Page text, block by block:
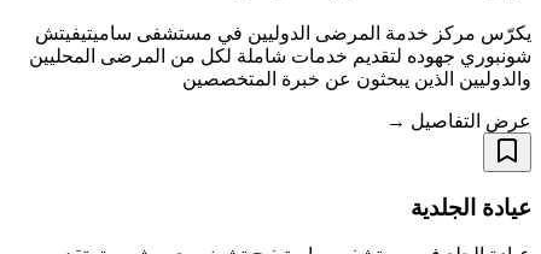
يكرّس مركز خدمة المرضى الدوليين في مستشفى ساميتيفيتش
شونبوري جهوده لتقديم خدمات شاملة لكل من المرضى المحليين
والدوليين الذين يبحثون عن خبرة المتخصصين
عرض التفاصيل →
عيادة الجلدية